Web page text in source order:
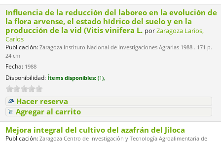
Influencia de la reducción del laboreo en la evolución de
la flora arvense, el estado hídrico del suelo y en la
producción de la vid (Vitis vinifera L. porZaragoza Larios,
Carlos
Publicación: Zaragoza Instituto Nacional de Investigaciones Agrarias 1988 . 171 p.
24 cm
Fecha: 1988
Disponibilidad: Ítems disponibles: (1),
Hacer reserva
Agregar al carrito
Mejora integral del cultivo del azafrán del Jiloca
Publicación: Zaragoza Centro de Investigación y Tecnología Agroalimentaria de